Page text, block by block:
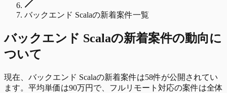
バックエンド Scalaの新着案件一覧
バックエンド Scalaの新着案件の動向に
ついて
現在、バックエンド Scalaの新着案件は58件が公開されてい
ます。平均単価は90万円で、フルリモート対応の案件は全体